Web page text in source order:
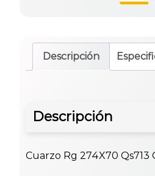
Descripción
Descripción
Cuarzo Rg 274X70 Qs713